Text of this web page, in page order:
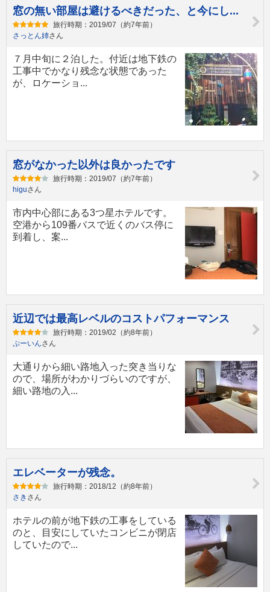
窓の無い部屋は避けるべきだった、と今にし...
旅行時期：2019/07（約7年前）
さっとん姉さん
７月中旬に２泊した。付近は地下鉄の
工事中でかなり残念な状態であった
が、ロケーショ...
窓がなかった以外は良かったです
旅行時期：2019/07（約7年前）
higuさん
市内中心部にある3つ星ホテルです。
空港から109番バスで近くのバス停に
到着し、案...
近辺では最高レベルのコストパフォーマンス
旅行時期：2019/02（約8年前）
ぷーいんさん
大通りから細い路地入った突き当りな
ので、場所がわかりづらいのですが、
細い路地の入...
エレベーターが残念。
旅行時期：2018/12（約8年前）
さき さん
ホテルの前が地下鉄の工事をしている
のと、目安にしていたコンビニが閉店
していたので...